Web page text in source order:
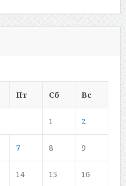
Пт Сб Вс
1 2
7 8 9
14 15 16